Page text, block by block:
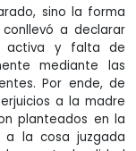
sino la forma
a declarar
activa y falta de
mediante las
Por ende, de
a la madre
planteados en la
a la cosa juzgada